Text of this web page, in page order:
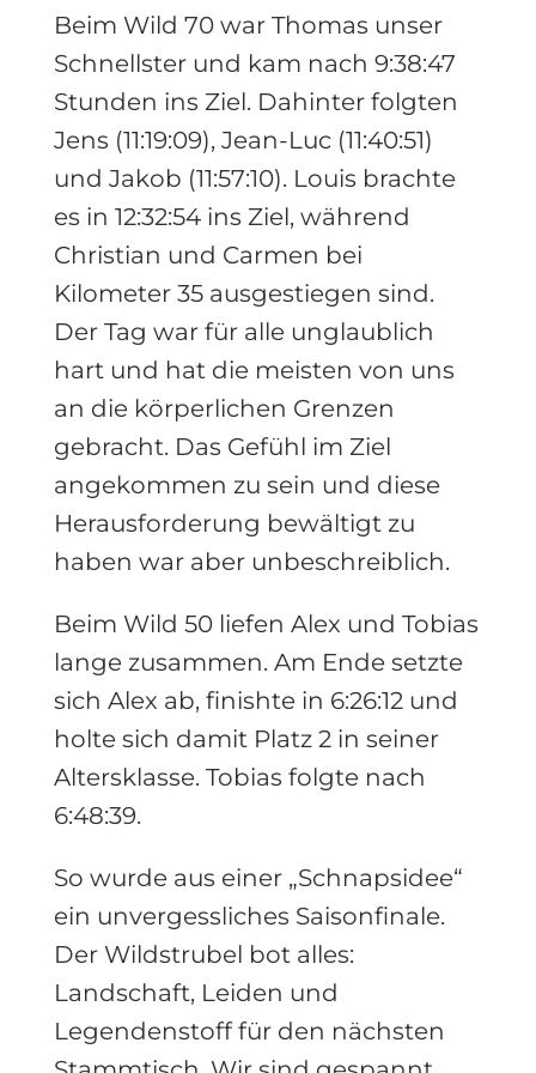
Beim Wild 70 war Thomas unser
Schnellster und kam nach 9:38:47
Stunden ins Ziel. Dahinter folgten
Jens (11:19:09), Jean-Luc (11:40:51)
und Jakob (11:57:10). Louis brachte
es in 12:32:54 ins Ziel, während
Christian und Carmen bei
Kilometer 35 ausgestiegen sind.
Der Tag war für alle unglaublich
hart und hat die meisten von uns
an die körperlichen Grenzen
gebracht. Das Gefühl im Ziel
angekommen zu sein und diese
Herausforderung bewältigt zu
haben war aber unbeschreiblich.
Beim Wild 50 liefen Alex und Tobias
lange zusammen. Am Ende setzte
sich Alex ab, finishte in 6:26:12 und
holte sich damit Platz 2 in seiner
Altersklasse. Tobias folgte nach
6:48:39.
So wurde aus einer „Schnapsidee“
ein unvergessliches Saisonfinale.
Der Wildstrubel bot alles:
Landschaft, Leiden und
Legendenstoff für den nächsten